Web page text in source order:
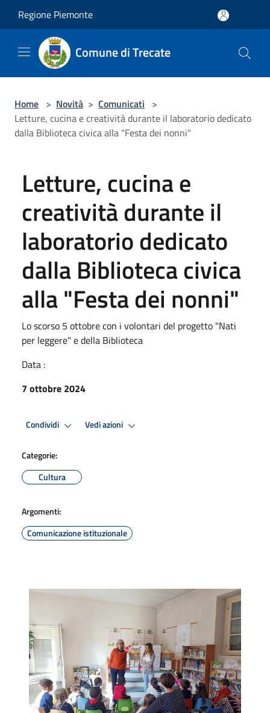
Regione Piemonte
Comune di Trecate
Home > Novità > Comunicati >
Letture, cucina e creatività durante il laboratorio dedicato
dalla Biblioteca civica alla "Festa dei nonni"
Letture, cucina e
creatività durante il
laboratorio dedicato
dalla Biblioteca civica
alla "Festa dei nonni"
Lo scorso 5 ottobre con i volontari del progetto "Nati
per leggere" e della Biblioteca
Data :
7 ottobre 2024
Condividi Vedi azioni
Categorie:
Cultura
Argomenti:
Comunicazione istituzionale